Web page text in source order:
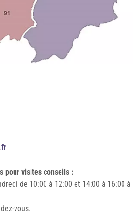
pour visites conseils :
de 10:00 à 12:00 et 14:00 à 16:00 à
vous.